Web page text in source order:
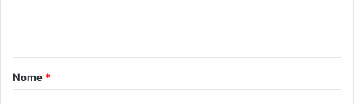
rNome *